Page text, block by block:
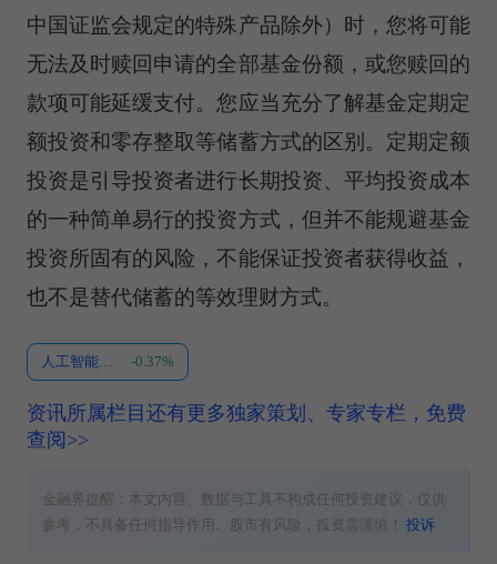
中国证监会规定的特殊产品除外）时，您将可能
无法及时赎回申请的全部基金份额，或您赎回的
款项可能延缓支付。您应当充分了解基金定期定
额投资和零存整取等储蓄方式的区别。定期定额
投资是引导投资者进行长期投资、平均投资成本
的一种简单易行的投资方式，但并不能规避基金
投资所固有的风险，不能保证投资者获得收益，
也不是替代储蓄的等效理财方式。
人工智能ETF华富 -0.37%
资讯所属栏目还有更多独家策划、专家专栏，免费
查阅>>
金融界提醒：本文内容、数据与工具不构成任何投资建议，仅供
参考，不具备任何指导作用。股市有风险，投资需谨慎！投诉